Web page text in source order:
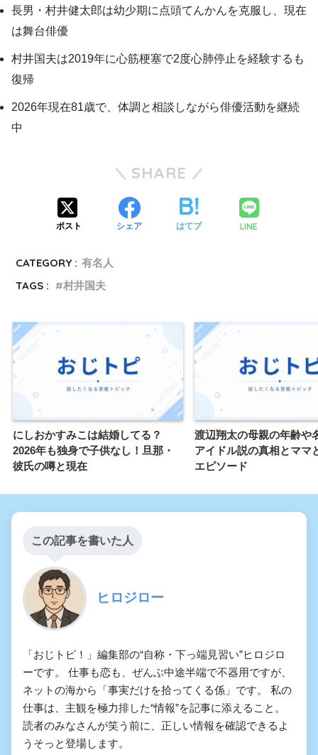
長男・村井健太郎は幼少期に点頭てんかんを克服し、現在
は舞台俳優
村井国夫は2019年に心筋梗塞で2度心肺停止を経験するも
復帰
2026年現在81歳で、体調と相談しながら俳優活動を継続
中
SHARE
ポスト シェア はてブ LINE
CATEGORY : 有名人
TAGS :
村井国夫
にしおかすみこは結婚してる？
2026年も独身で子供なし！旦那・
彼氏の噂と現在
渡辺翔太の母親の年齢や
アイドル説の真相とママ
エピソード
この記事を書いた人
ヒロジロー
「おじトピ！」編集部の“自称・下っ端見習い”ヒロジロ
ーです。 仕事も恋も、ぜんぶ中途半端で不器用ですが、
ネットの海から「事実だけを拾ってくる係」です。 私の
仕事は、主観を極力排した“情報”を記事に添えること。
読者のみなさんが笑う前に、正しい情報を確認できるよ
うそっと登場します。